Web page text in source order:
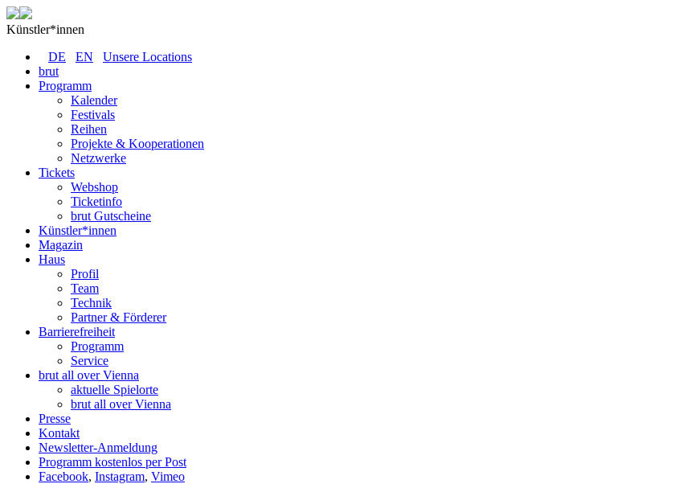
Künstler*innen
DE
EN
Unsere Locations
brut
Programm
Kalender
Festivals
Reihen
Projekte & Kooperationen
Netzwerke
Tickets
Webshop
Ticketinfo
brut Gutscheine
Künstler*innen
Magazin
Haus
Profil
Team
Technik
Partner & Förderer
Barrierefreiheit
Programm
Service
brut all over Vienna
aktuelle Spielorte
brut all over Vienna
Presse
Kontakt
Newsletter-Anmeldung
Programm kostenlos per Post
Facebook, Instagram, Vimeo